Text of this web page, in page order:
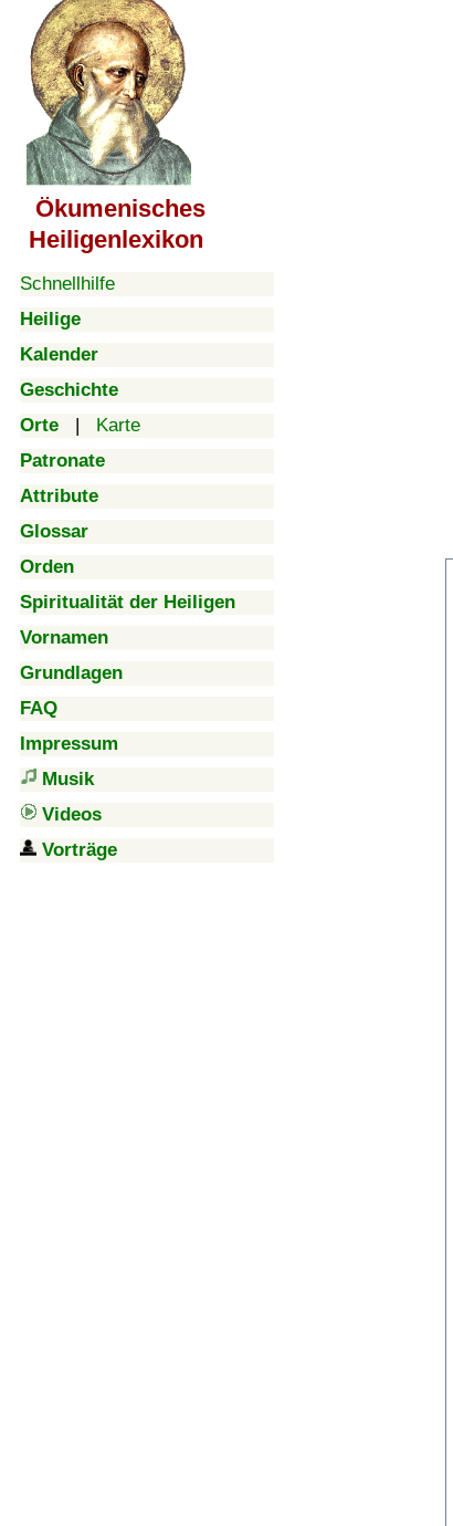
Ökumenisches
Heiligenlexikon
Schnellhilfe
Heilige
Kalender
Geschichte
Orte | Karte
Patronate
Attribute
Glossar
Orden
Spiritualität der Heiligen
Vornamen
Grundlagen
FAQ
Impressum
Musik
Videos
Vorträge